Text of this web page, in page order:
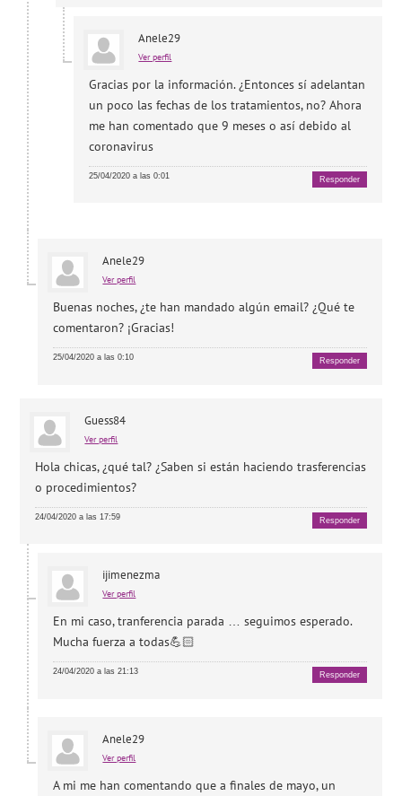
Anele29
Ver perfil
Gracias por la información. ¿Entonces sí adelantan
un poco las fechas de los tratamientos, no? Ahora
me han comentado que 9 meses o así debido al
coronavirus
25/04/2020 a las 0:01 Responder
Anele29
Ver perfil
Buenas noches, ¿te han mandado algún email? ¿Qué te
comentaron? ¡Gracias!
25/04/2020 a las 0:10 Responder
Guess84
Ver perfil
Hola chicas, ¿qué tal? ¿Saben si están haciendo trasferencias
o procedimientos?
24/04/2020 a las 17:59 Responder
ijimenezma
Ver perfil
En mi caso, tranferencia parada … seguimos esperado.
Mucha fuerza a todas💪🏻
24/04/2020 a las 21:13 Responder
Anele29
Ver perfil
A mi me han comentando que a finales de mayo, un